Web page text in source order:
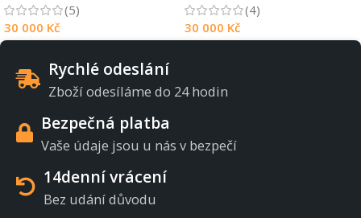
(5)
30 000 Kč
(4)
30 000 Kč
Rychlé odeslání
Zboží odesíláme do 24 hodin
Bezpečná platba
Vaše údaje jsou u nás v bezpečí
14denní vrácení
Bez udání důvodu